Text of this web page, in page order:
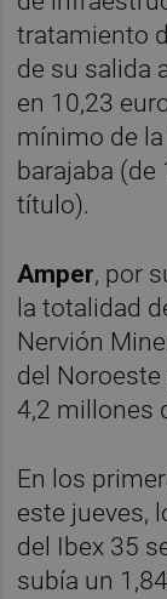
tratamiento
de su salida
en 10,23
mínimo de
barajaba (de
título).
Amper, por
la totalidad
Nervión
del
4,2 millones
En los
este jueves,
del Ibex 35
subía un